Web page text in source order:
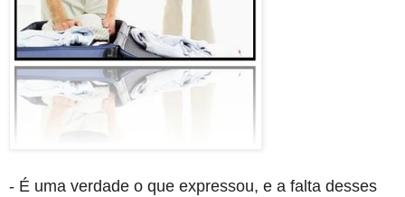
- É uma verdade o que expressou, e a falta desses